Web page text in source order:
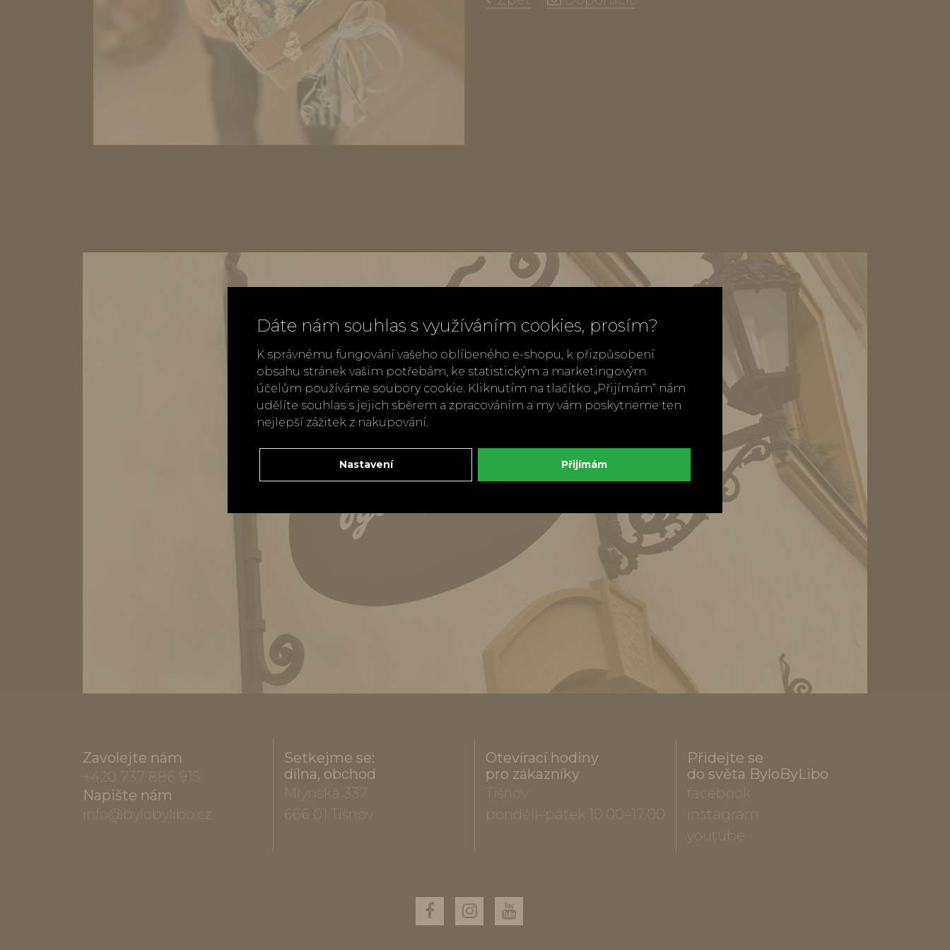
Zavolejte nám
+420 737 886 915
Napište nám
info@bylobylibo.cz
Setkejme se:
dílna, obchod
Mlýnská 337
666 01 Tišnov
Otevírací hodiny
pro zákazníky
Tišnov
pondělí–pátek 10.00–17.00
Přidejte se
do světa ByloByLibo
facebook
instagram
youtube
Dáte nám souhlas s využíváním cookies, prosím?
K správnému fungování vašeho oblíbeného e-shopu, k přizpůsobení
obsahu stránek vašim potřebám, ke statistickým a marketingovým
účelům používáme soubory cookie. Kliknutím na tlačítko „Přijímám“ nám
udělíte souhlas s jejich sběrem a zpracováním a my vám poskytneme ten
nejlepší zážitek z nakupování.
Nastavení Přijímám